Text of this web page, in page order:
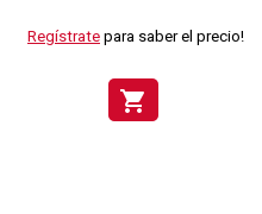
Regístrate para saber el precio!
shopping_cart